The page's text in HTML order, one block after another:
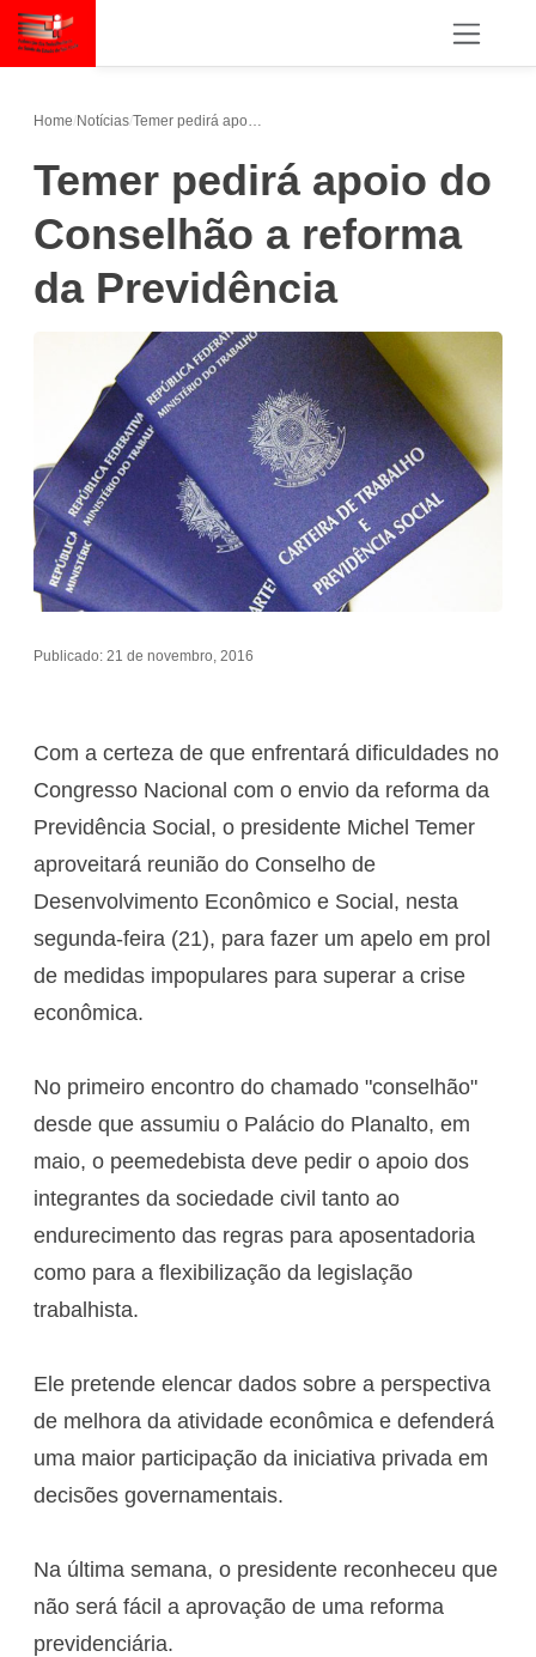
Home/Notícias/
Temer pedirá apoio do
Conselhão a reforma
da Previdência
Publicado: 21 de novembro, 2016
Com a certeza de que enfrentará dificuldades no
Congresso Nacional com o envio da reforma da
Previdência Social, o presidente Michel Temer
aproveitará reunião do Conselho de
Desenvolvimento Econômico e Social, nesta
segunda-feira (21), para fazer um apelo em prol
de medidas impopulares para superar a crise
econômica.
No primeiro encontro do chamado "conselhão"
desde que assumiu o Palácio do Planalto, em
maio, o peemedebista deve pedir o apoio dos
integrantes da sociedade civil tanto ao
endurecimento das regras para aposentadoria
como para a flexibilização da legislação
trabalhista.
Ele pretende elencar dados sobre a perspectiva
de melhora da atividade econômica e defenderá
uma maior participação da iniciativa privada em
decisões governamentais.
Na última semana, o presidente reconheceu que
não será fácil a aprovação de uma reforma
previdenciária.